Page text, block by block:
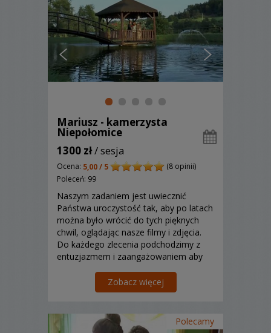
Mariusz - kamerzysta
Niepołomice
1300 zł/ sesja
Ocena: 5,00 / 5
(8 opinii)
Poleceń: 99
Naszym zadaniem jest uwiecznić
Państwa uroczystość tak, aby po latach
można było wrócić do tych pięknych
chwil, oglądając nasze filmy i zdjęcia.
Do każdego zlecenia podchodzimy z
entuzjazmem i zaangażowaniem aby
oddawał emocje i uczucia podczas tego
szczególnego wydarzenia.
Zobacz więcej
Polecamy